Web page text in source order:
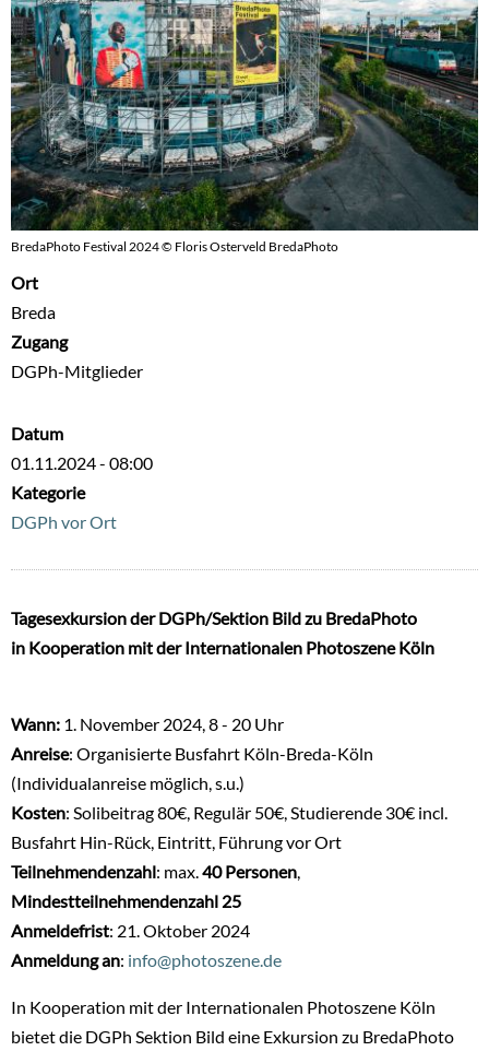
BredaPhoto Festival 2024 © Floris Osterveld BredaPhoto
Ort
Breda
Zugang
DGPh-Mitglieder
Datum
01.11.2024 - 08:00
Kategorie
DGPh vor Ort
Tagesexkursion der DGPh/Sektion Bild zu BredaPhoto
in Kooperation mit der Internationalen Photoszene Köln
Wann: 1. November 2024, 8 - 20 Uhr
Anreise: Organisierte Busfahrt Köln-Breda-Köln
(Individualanreise möglich, s.u.)
Kosten: Solibeitrag 80€, Regulär 50€, Studierende 30€ incl.
Busfahrt Hin-Rück, Eintritt, Führung vor Ort
Teilnehmendenzahl: max. 40 Personen
Mindestteilnehmendenzahl 25
Anmeldefrist: 21. Oktober 2024
Anmeldung an: info@photoszene.de
In Kooperation mit der Internationalen Photoszene Köln
bietet die DGPh Sektion Bild eine Exkursion zu BredaPhoto